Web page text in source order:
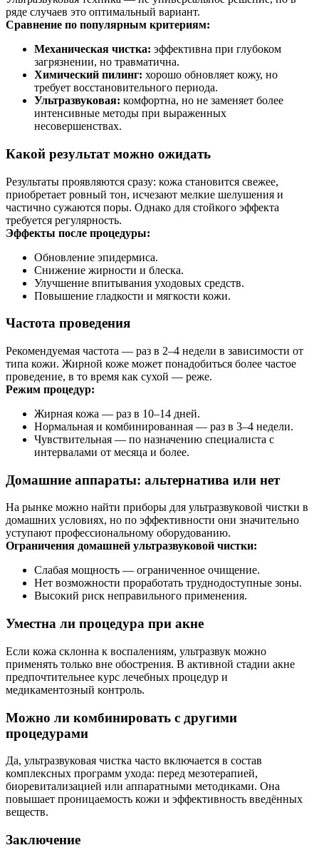
ряде случаев это оптимальный вариант.
Сравнение по популярным критериям:
Механическая чистка: эффективна при глубоком
загрязнении, но травматична.
Химический пилинг: хорошо обновляет кожу, но
требует восстановительного периода.
Ультразвуковая: комфортна, но не заменяет более
интенсивные методы при выраженных
несовершенствах.
Какой результат можно ожидать
Результаты проявляются сразу: кожа становится свежее,
приобретает ровный тон, исчезают мелкие шелушения и
частично сужаются поры. Однако для стойкого эффекта
требуется регулярность.
Эффекты после процедуры:
Обновление эпидермиса.
Снижение жирности и блеска.
Улучшение впитывания уходовых средств.
Повышение гладкости и мягкости кожи.
Частота проведения
Рекомендуемая частота — раз в 2–4 недели в зависимости от
типа кожи. Жирной коже может понадобиться более частое
проведение, в то время как сухой — реже.
Режим процедур:
Жирная кожа — раз в 10–14 дней.
Нормальная и комбинированная — раз в 3–4 недели.
Чувствительная — по назначению специалиста с
интервалами от месяца и более.
Домашние аппараты: альтернатива или нет
На рынке можно найти приборы для ультразвуковой чистки в
домашних условиях, но по эффективности они значительно
уступают профессиональному оборудованию.
Ограничения домашней ультразвуковой чистки:
Слабая мощность — ограниченное очищение.
Нет возможности проработать труднодоступные зоны.
Высокий риск неправильного применения.
Уместна ли процедура при акне
Если кожа склонна к воспалениям, ультразвук можно
применять только вне обострения. В активной стадии акне
предпочтительнее курс лечебных процедур и
медикаментозный контроль.
Можно ли комбинировать с другими
процедурами
Да, ультразвуковая чистка часто включается в состав
комплексных программ ухода: перед мезотерапией,
биоревитализацией или аппаратными методиками. Она
повышает проницаемость кожи и эффективность введённых
веществ.
Заключение